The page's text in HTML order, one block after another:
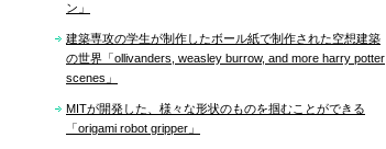
ン」
建築専攻の学生が制作したボール紙で制作された空想建築
の世界「ollivanders, weasley burrow, and more harry potter
scenes」
MITが開発した、様々な形状のものを掴むことができる
「origami robot gripper」